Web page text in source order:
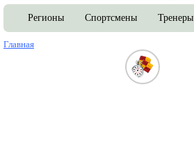
Регионы Спортсмены Тренеры
Главная